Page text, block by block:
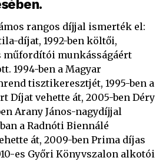
rangos díjjal ismerték el:
díjat, 1992-ben költői,
munkásságáért
1994-ben a Magyar
tisztikeresztjét, 1995-ben a
Díjat vehette át, 2005-ben Déry
Arany János-nagydíjjal
a Radnóti Biennálé
át, 2009-ben Prima díjas
es Győri Könyvszalon alkotói